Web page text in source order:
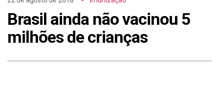
Brasil ainda não vacinou 5
milhões de crianças